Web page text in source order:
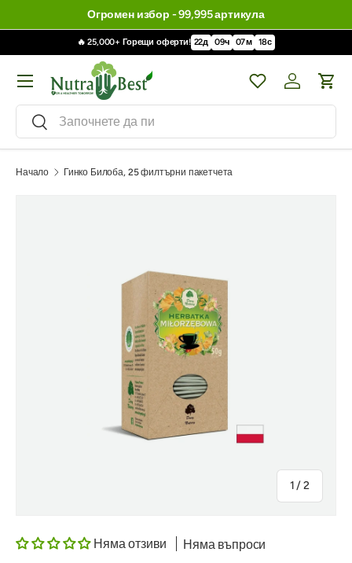
Огромен избор - 99,995 артикула
🔥 25,000+ Горещи оферти! 22д 09ч 07м 17с
Търсене
Търсене
WishlistВлизане /
Меню
Начало Гинко Билоба, 25 филтърни пакетчета
1 /на
2
Няма отзиви Няма въпроси